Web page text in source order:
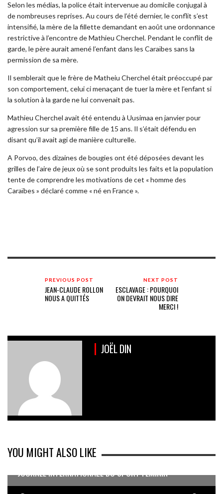
Selon les médias, la police était intervenue au domicile conjugal à
de nombreuses reprises. Au cours de l’été dernier, le conflit s’est
intensifié, la mère de la fillette demandant en août une ordonnance
restrictive à l’encontre de Mathieu Cherchel. Pendant le conflit de
garde, le père aurait amené l’enfant dans les Caraïbes sans la
permission de sa mère.
Il semblerait que le frère de Matheiu Cherchel était préoccupé par
son comportement, celui ci menaçant de tuer la mère et l’enfant si
la solution à la garde ne lui convenait pas.
Mathieu Cherchel avait été entendu à Uusimaa en janvier pour
agression sur sa première fille de 15 ans. Il s’était défendu en
disant qu’il avait agi de manière culturelle.
A Porvoo, des dizaines de bougies ont été déposées devant les
grilles de l’aire de jeux où se sont produits les faits et la population
tente de comprendre les motivations de cet « homme des
Caraïbes » déclaré comme « né en France ».
PREVIOUS POST
JEAN-CLAUDE ROLLON
NOUS A QUITTÉS
NEXT POST
ESCLAVAGE : POURQUOI
ON DEVRAIT NOUS DIRE
MERCI !
JOËL DIN
YOU MIGHT ALSO LIKE
JOURNÉE INTERNATIONALE DU SPORT FÉMININ